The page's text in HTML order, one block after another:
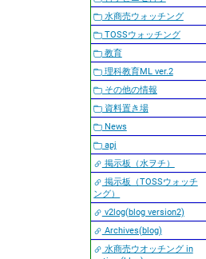
水商売ウォッチング
TOSSウォッチング
教育
理科教育ML ver.2
その他の情報
資料置き場
News
apj
掲示板（水ヲチ）
掲示板（TOSSウォッチ
ング）
v2log(blog version2)
Archives(blog)
水商売ウオッチング in